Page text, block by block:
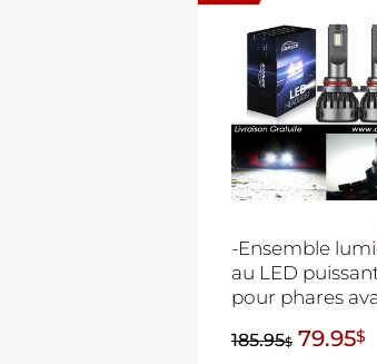
-Ensemble
au LED
pour phares
185.95$ 79.95$